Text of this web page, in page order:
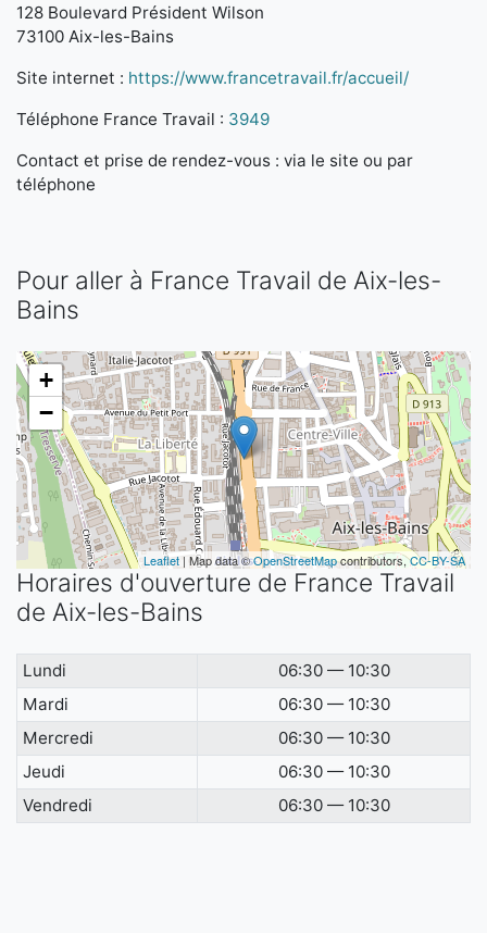
128 Boulevard Président Wilson
73100 Aix-les-Bains
Site internet : https://www.francetravail.fr/accueil/
Téléphone France Travail : 3949
Contact et prise de rendez-vous : via le site ou par
téléphone
Pour aller à France Travail de Aix-les-
Bains
+
−
Leaflet| Map data ©OpenStreetMapcontributors,CC-BY-SA
Horaires d'ouverture de France Travail
de Aix-les-Bains
Lundi
06:30 — 10:30
Mardi
06:30 — 10:30
Mercredi
06:30 — 10:30
Jeudi
06:30 — 10:30
Vendredi
06:30 — 10:30